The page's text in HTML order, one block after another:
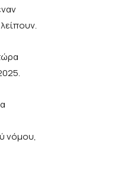
νόμου,